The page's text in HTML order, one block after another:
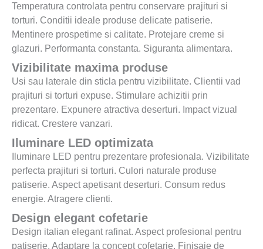
Temperatura controlata pentru conservare prajituri si
torturi. Conditii ideale produse delicate patiserie.
Mentinere prospetime si calitate. Protejare creme si
glazuri. Performanta constanta. Siguranta alimentara.
Vizibilitate maxima produse
Usi sau laterale din sticla pentru vizibilitate. Clientii vad
prajituri si torturi expuse. Stimulare achizitii prin
prezentare. Expunere atractiva deserturi. Impact vizual
ridicat. Crestere vanzari.
Iluminare LED optimizata
Iluminare LED pentru prezentare profesionala. Vizibilitate
perfecta prajituri si torturi. Culori naturale produse
patiserie. Aspect apetisant deserturi. Consum redus
energie. Atragere clienti.
Design elegant cofetarie
Design italian elegant rafinat. Aspect profesional pentru
patiserie. Adaptare la concept cofetarie. Finisaje de